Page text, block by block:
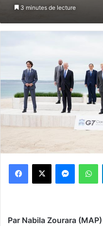
3 minutes de lecture
WhatsApp
Par Nabila Zourara (MAP)